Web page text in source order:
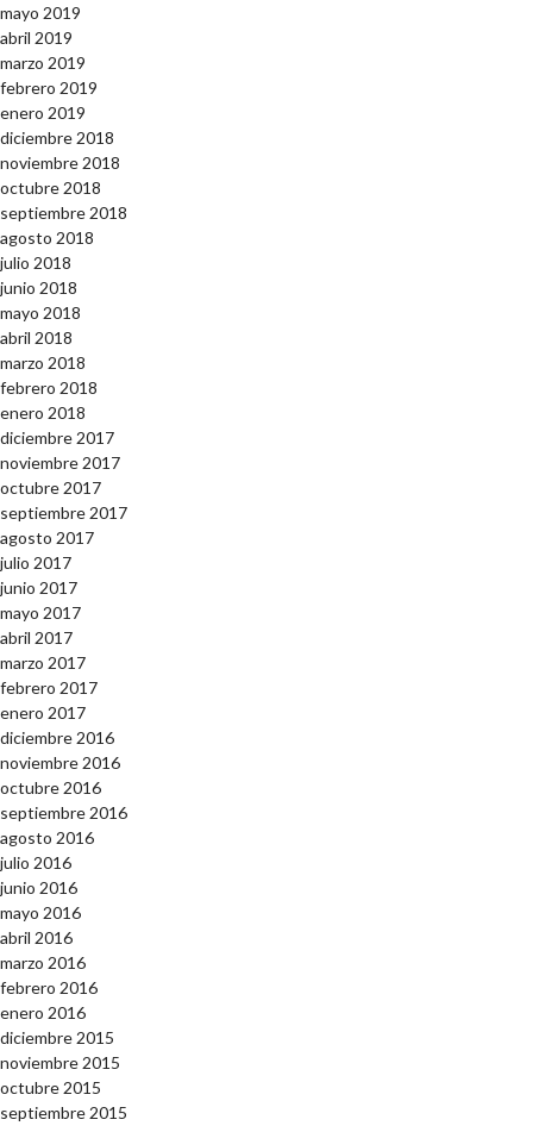
mayo 2019
abril 2019
marzo 2019
febrero 2019
enero 2019
diciembre 2018
noviembre 2018
octubre 2018
septiembre 2018
agosto 2018
julio 2018
junio 2018
mayo 2018
abril 2018
marzo 2018
febrero 2018
enero 2018
diciembre 2017
noviembre 2017
octubre 2017
septiembre 2017
agosto 2017
julio 2017
junio 2017
mayo 2017
abril 2017
marzo 2017
febrero 2017
enero 2017
diciembre 2016
noviembre 2016
octubre 2016
septiembre 2016
agosto 2016
julio 2016
junio 2016
mayo 2016
abril 2016
marzo 2016
febrero 2016
enero 2016
diciembre 2015
noviembre 2015
octubre 2015
septiembre 2015